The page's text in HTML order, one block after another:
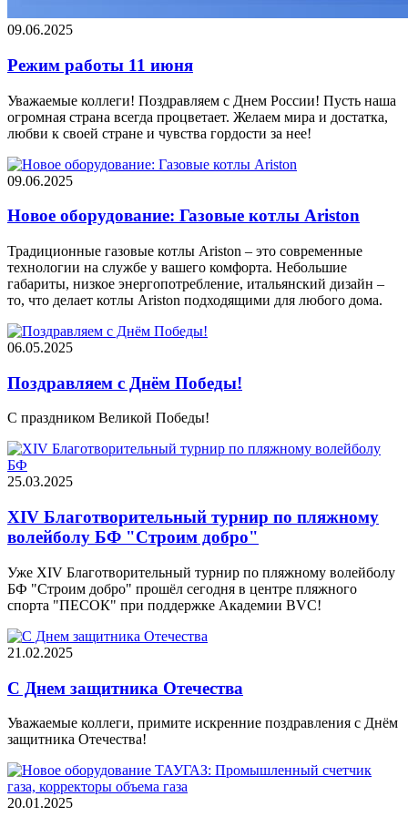
09.06.2025
Режим работы 11 июня
Уважаемые коллеги! Поздравляем с Днем России! Пусть наша
огромная страна всегда процветает. Желаем мира и достатка,
любви к своей стране и чувства гордости за нее!
09.06.2025
Новое оборудование: Газовые котлы Ariston
Традиционные газовые котлы Ariston – это современные
технологии на службе у вашего комфорта. Небольшие
габариты, низкое энергопотребление, итальянский дизайн –
то, что делает котлы Ariston подходящими для любого дома.
06.05.2025
Поздравляем с Днём Победы!
С праздником Великой Победы!
25.03.2025
XIV Благотворительный турнир по пляжному
волейболу БФ "Строим добро"
Уже XIV Благотворительный турнир по пляжному волейболу
БФ "Строим добро" прошёл сегодня в центре пляжного
спорта "ПЕСОК" при поддержке Академии BVC!
21.02.2025
С Днем защитника Отечества
Уважаемые коллеги, примите искренние поздравления с Днём
защитника Отечества!
20.01.2025